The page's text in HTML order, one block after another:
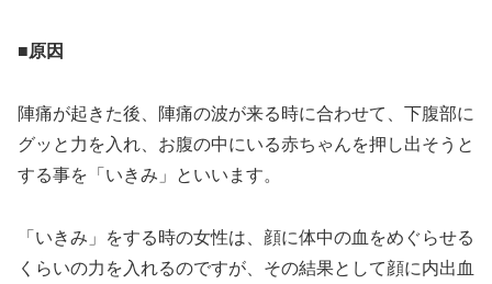
■原因
陣痛が起きた後、陣痛の波が来る時に合わせて、下腹部に
グッと力を入れ、お腹の中にいる赤ちゃんを押し出そうと
する事を「いきみ」といいます。
「いきみ」をする時の女性は、顔に体中の血をめぐらせる
くらいの力を入れるのですが、その結果として顔に内出血